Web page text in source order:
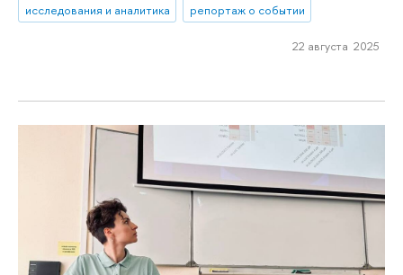
исследования и аналитика
репортаж о событии
22 августа 2025